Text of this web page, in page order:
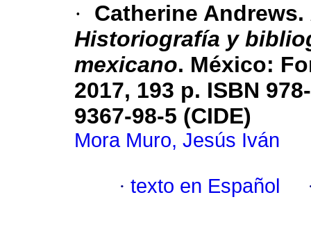
· Catherine Andrews.
Historiografía y
mexicano. México:
2017, 193 p. ISBN
9367-98-5 (CIDE)
Mora Muro, Jesús Iván
· texto en Español